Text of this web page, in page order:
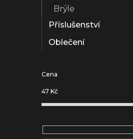
Brýle
Příslušenství
Oblečení
Cena
47 Kč